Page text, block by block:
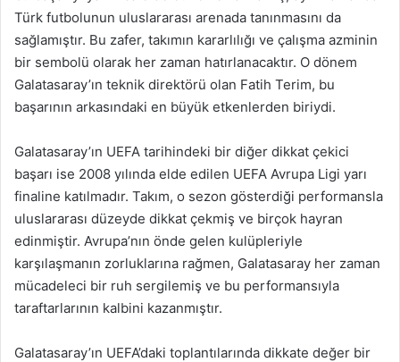
Türk futbolunun uluslararası arenada tanınmasını da
sağlamıştır. Bu zafer, takımın kararlılığı ve çalışma azminin
bir sembolü olarak her zaman hatırlanacaktır. O dönem
Galatasaray’ın teknik direktörü olan Fatih Terim, bu
başarının arkasındaki en büyük etkenlerden biriydi.
Galatasaray’ın UEFA tarihindeki bir diğer dikkat çekici
başarı ise 2008 yılında elde edilen UEFA Avrupa Ligi yarı
finaline katılmadır. Takım, o sezon gösterdiği performansla
uluslararası düzeyde dikkat çekmiş ve birçok hayran
edinmiştir. Avrupa’nın önde gelen kulüpleriyle
karşılaşmanın zorluklarına rağmen, Galatasaray her zaman
mücadeleci bir ruh sergilemiş ve bu performansıyla
taraftarlarının kalbini kazanmıştır.
Galatasaray’ın UEFA’daki toplantılarında dikkate değer bir